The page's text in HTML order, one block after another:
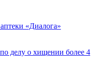
«Диалога»
делу о хищении более 4